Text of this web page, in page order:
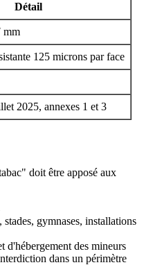
Détail
mm
125 microns par face
2025, annexes 1 et 3
doit être apposé aux
gymnases, installations
d'hébergement des mineurs
dans un périmètre